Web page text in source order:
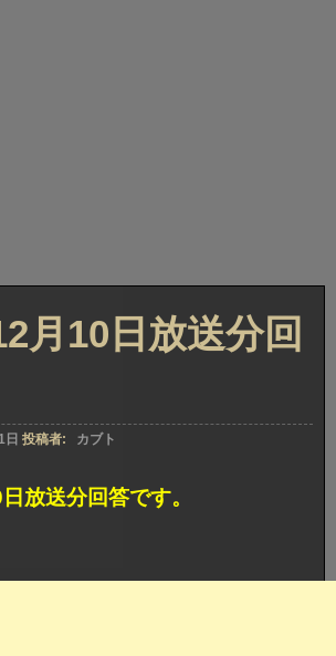
月10日放送分回
投稿者: カブト
放送分回答です。